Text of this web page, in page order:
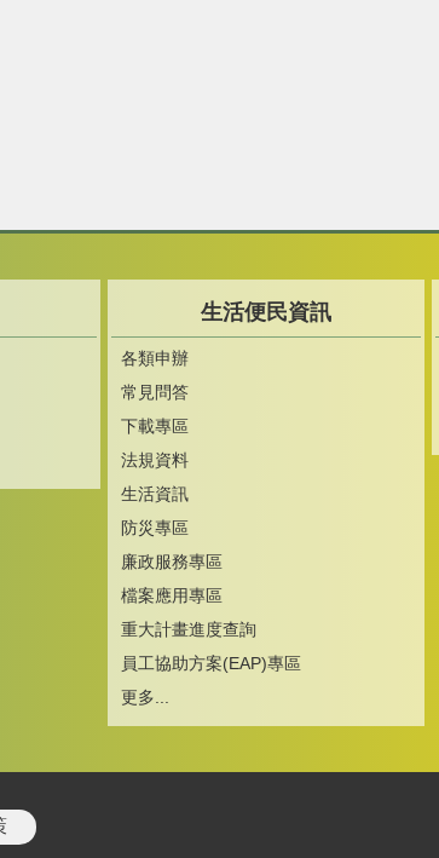
生活便民資訊
各類申辦
常見問答
下載專區
法規資料
生活資訊
防災專區
廉政服務專區
檔案應用專區
重大計畫進度查詢
員工協助方案(EAP)專區
更多...